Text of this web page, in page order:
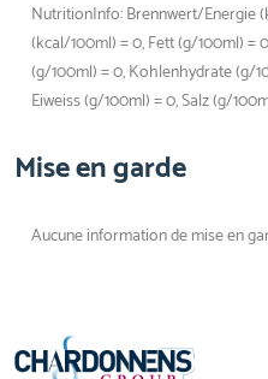
NutritionInfo: Brennwert/Energie
(kcal/100ml) = 0, Fett (g/100ml) =
(g/100ml) = 0, Kohlenhydrate (g/
Eiweiss (g/100ml) = 0, Salz (g/
Mise en garde
Aucune information de mise en